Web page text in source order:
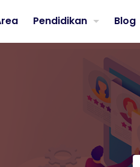
Pendidikan Blog